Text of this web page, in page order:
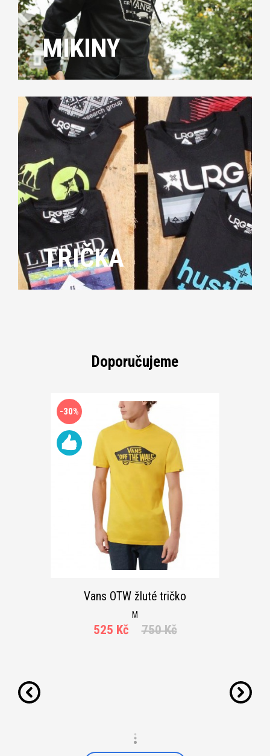
MIKINY
TRIČKA
Doporučujeme
-30%
Vans OTW žluté tričko
M
525 Kč 750 Kč